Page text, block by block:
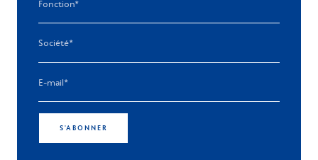
S'ABONNER